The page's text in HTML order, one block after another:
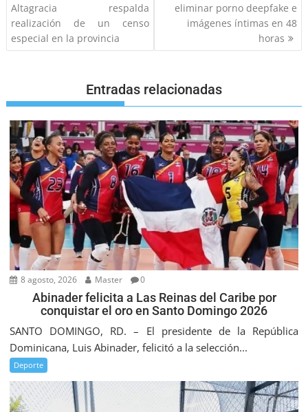
Altagracia respalda
realización de un censo
especial en la provincia
eliminar porno deepfake e
imágenes íntimas en 48
horas
Entradas relacionadas
8 agosto, 2026 Master 0
Abinader felicita a Las Reinas del Caribe por
conquistar el oro en Santo Domingo 2026
SANTO DOMINGO, RD. – El presidente de la República
Dominicana, Luis Abinader, felicitó a la selección...
Deporte